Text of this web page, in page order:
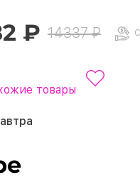
₽ 14337 ₽
товары